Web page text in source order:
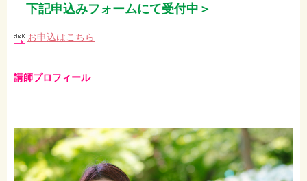
下記申込みフォームにて受付中＞
お申込はこちら
講師プロフィール